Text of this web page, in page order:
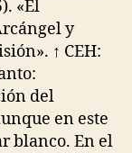
«El
y
↑ CEH:
del
en este
blanco. En el